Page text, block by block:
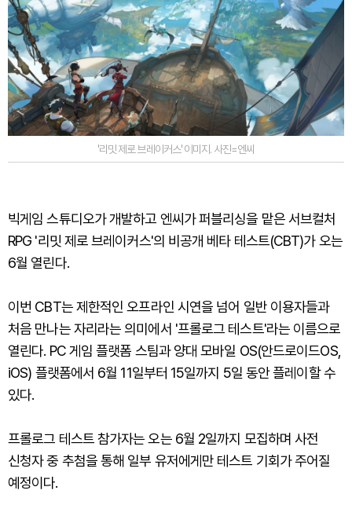
'리밋 제로 브레이커스' 이미지. 사진=엔씨
빅게임 스튜디오가 개발하고 엔씨가 퍼블리싱을 맡은 서브컬처
RPG '리밋 제로 브레이커스'의 비공개 베타 테스트(CBT)가 오는
6월 열린다.
이번 CBT는 제한적인 오프라인 시연을 넘어 일반 이용자들과
처음 만나는 자리라는 의미에서 '프롤로그 테스트'라는 이름으로
열린다. PC 게임 플랫폼 스팀과 양대 모바일 OS(안드로이드OS,
iOS) 플랫폼에서 6월 11일부터 15일까지 5일 동안 플레이할 수
있다.
프롤로그 테스트 참가자는 오는 6월 2일까지 모집하며 사전
신청자 중 추첨을 통해 일부 유저에게만 테스트 기회가 주어질
예정이다.